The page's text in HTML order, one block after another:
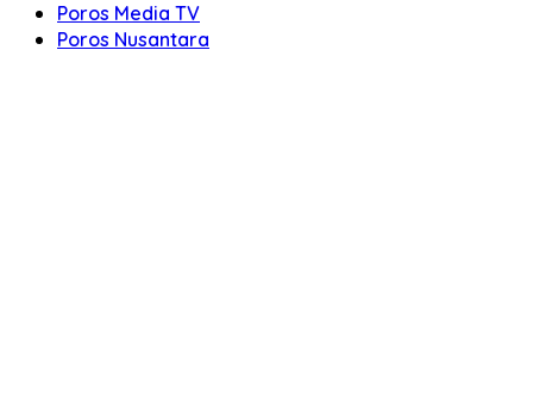
Poros Media TV
Poros Nusantara